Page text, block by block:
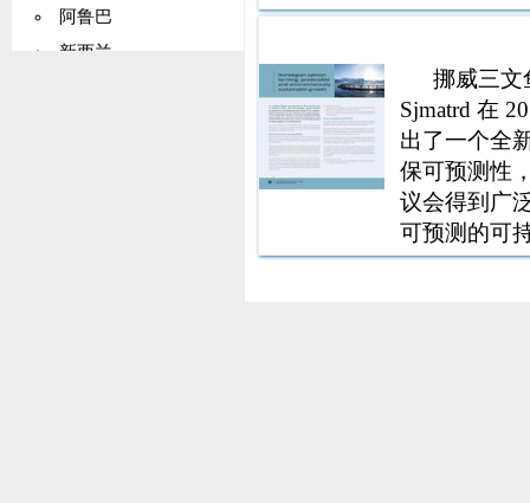
阿鲁巴
新西兰
务行业范围
的方方面面
挪威三文
Sjmatrd 在
出了一个全
保可预测性
议会得到广
可预测的可
创造价值。